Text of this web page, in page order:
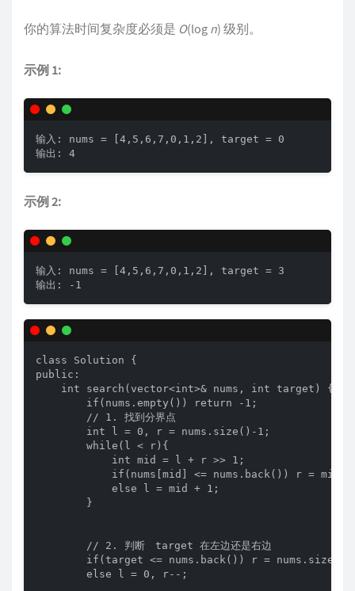
你的算法时间复杂度必须是 O(log n) 级别。
示例 1:
输入: nums = [4,5,6,7,0,1,2], target = 0
输出: 4
示例 2:
输入: nums = [4,5,6,7,0,1,2], target = 3
输出: -1
class Solution {
public:
    int search(vector<int>& nums, int target) {
        if(nums.empty()) return -1;
        // 1. 找到分界点
        int l = 0, r = nums.size()-1;
        while(l < r){
            int mid = l + r >> 1;
            if(nums[mid] <= nums.back()) r = mid;
            else l = mid + 1;
        }
        // 2. 判断　target 在左边还是右边
if(target <= nums.back()) r = nums.size()-
        else l = 0, r--;